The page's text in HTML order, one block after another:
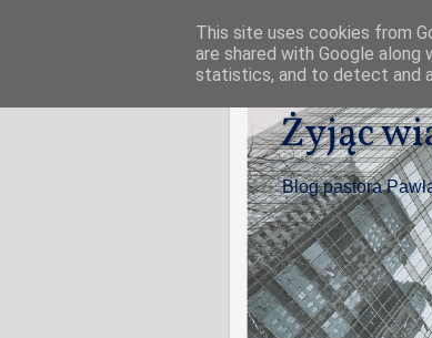
Żyjąc
Blog pastora
This site uses cookies from
are shared with Google
statistics, and to detect and